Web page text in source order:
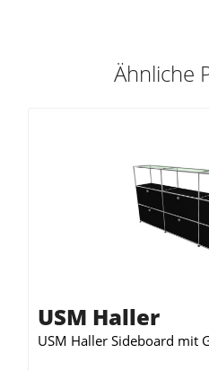
Ähnliche
USM Haller
USM Haller Sideboard mit